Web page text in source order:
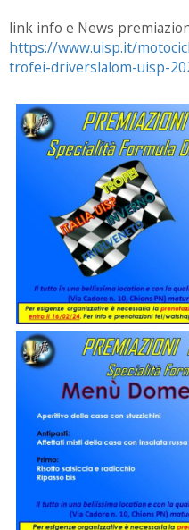
link info e News
https://www.uisp.it/
trofei-driverslalom-uisp-